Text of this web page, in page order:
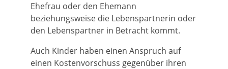
Ehefrau oder den Ehemann
beziehungsweise die Lebenspartnerin oder
den Lebenspartner in Betracht kommt.
Auch Kinder haben einen Anspruch auf
einen Kostenvorschuss gegenüber ihren